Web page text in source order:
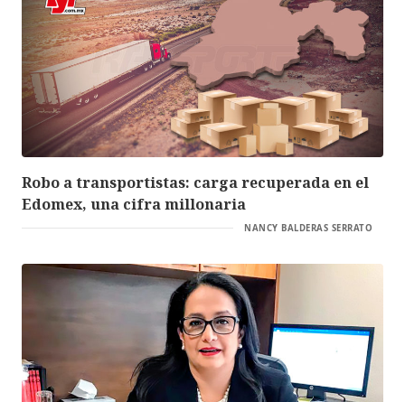
Robo a transportistas: carga recuperada en el
Edomex, una cifra millonaria
NANCY BALDERAS SERRATO